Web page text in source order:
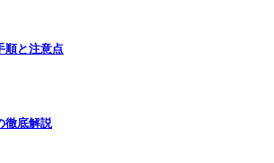
順と注意点
徹底解説